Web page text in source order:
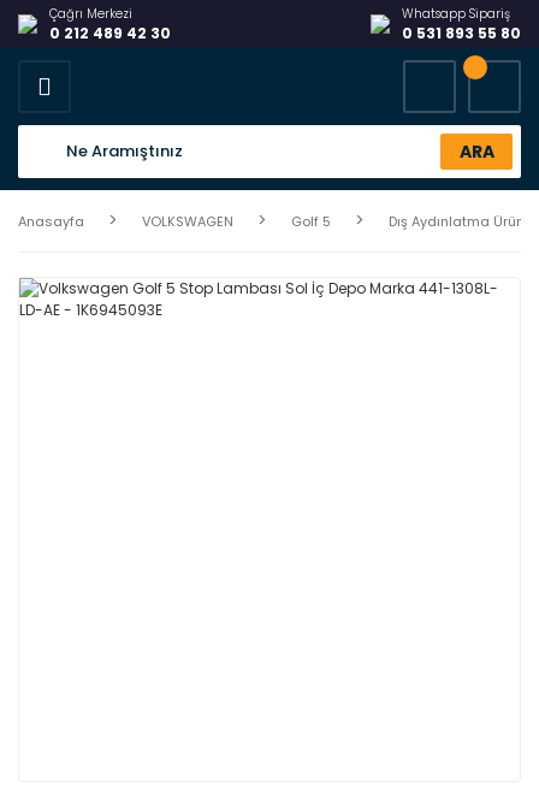
Çağrı Merkezi
0 212 489 42 30
Whatsapp Sipariş
0 531 893 55 80
ARA
Anasayfa VOLKSWAGEN Golf 5 Dış Aydınlatma